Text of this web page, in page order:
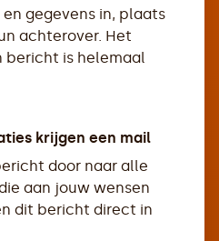
gegevens in, plaats
achterover. Het
bericht is helemaal
krijgen een mail
door naar alle
aan jouw wensen
dit bericht direct in